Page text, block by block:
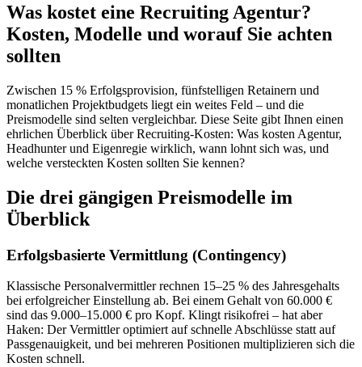
Was kostet eine Recruiting Agentur?
Kosten, Modelle und worauf Sie achten
sollten
Zwischen 15 % Erfolgsprovision, fünfstelligen Retainern und
monatlichen Projektbudgets liegt ein weites Feld – und die
Preismodelle sind selten vergleichbar. Diese Seite gibt Ihnen einen
ehrlichen Überblick über Recruiting-Kosten: Was kosten Agentur,
Headhunter und Eigenregie wirklich, wann lohnt sich was, und
welche versteckten Kosten sollten Sie kennen?
Die drei gängigen Preismodelle im
Überblick
Erfolgsbasierte Vermittlung (Contingency)
Klassische Personalvermittler rechnen 15–25 % des Jahresgehalts
bei erfolgreicher Einstellung ab. Bei einem Gehalt von 60.000 €
sind das 9.000–15.000 € pro Kopf. Klingt risikofrei – hat aber
Haken: Der Vermittler optimiert auf schnelle Abschlüsse statt auf
Passgenauigkeit, und bei mehreren Positionen multiplizieren sich die
Kosten schnell.